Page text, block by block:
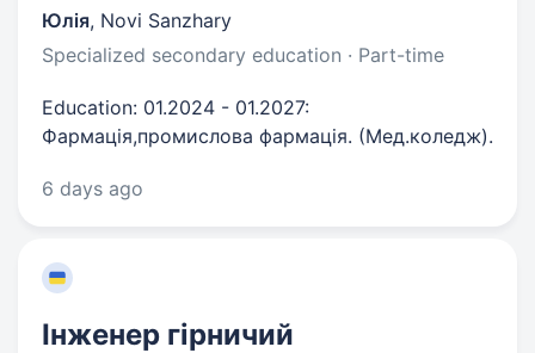
Юлія, Novi Sanzhary
Specialized secondary education · Part-time
Education: 01.2024 - 01.2027:
Фармація,промислова фармація. (Мед.коледж).
6 days ago
Інженер гірничий